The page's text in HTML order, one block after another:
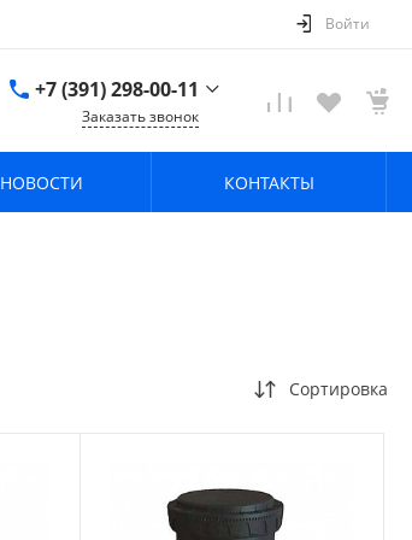
Войти
+7 (391) 298-00-11
г. Красноярск, пер.
Заказать звонок
НОВОСТИ КОНТАКТЫ
Сортировка